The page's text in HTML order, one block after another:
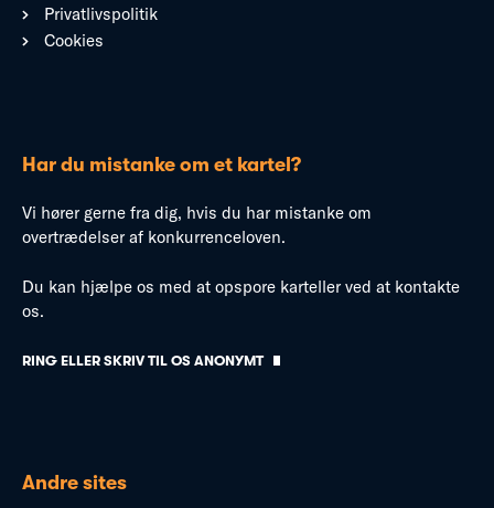
Privatlivspolitik
Cookies
Har du mistanke om et kartel?
Vi hører gerne fra dig, hvis du har mistanke om
overtrædelser af konkurrenceloven.
Du kan hjælpe os med at opspore karteller ved at kontakte
os.
RING ELLER SKRIV TIL OS ANONYMT
Andre sites